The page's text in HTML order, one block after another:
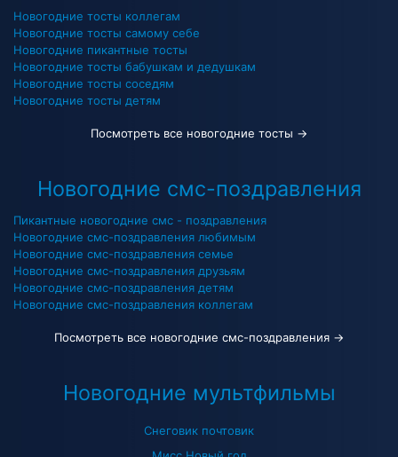
Новогодние тосты коллегам
Новогодние тосты самому себе
Новогодние пикантные тосты
Новогодние тосты бабушкам и дедушкам
Новогодние тосты соседям
Новогодние тосты детям
Посмотреть все новогодние тосты →
Новогодние смс-поздравления
Пикантные новогодние смс - поздравления
Новогодние смс-поздравления любимым
Новогодние смс-поздравления семье
Новогодние смс-поздравления друзьям
Новогодние смс-поздравления детям
Новогодние смс-поздравления коллегам
Посмотреть все новогодние смс-поздравления →
Новогодние мультфильмы
Снеговик почтовик